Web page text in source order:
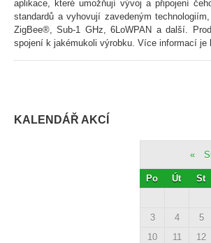
aplikace, které umožňují vývoj a připojení
standardů a vyhovují zavedeným
ZigBee®, Sub-1 GHz, 6LoWPAN a další.
spojení k jakémukoli výrobku. Více informací je
KALENDÁŘ AKCÍ
«
Po Út St
3
4 5
10
11 12